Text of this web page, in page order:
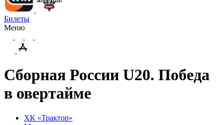
Билеты
Меню
Сборная России U20. Победа
в овертайме
ХК «Трактор»